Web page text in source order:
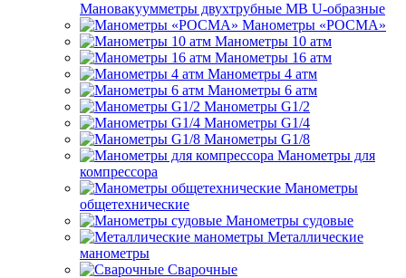
Мановакуумметры двухтрубные МВ U-образные
Манометры «РОСМА»
Манометры 10 атм
Манометры 16 атм
Манометры 4 атм
Манометры 6 атм
Манометры G1/2
Манометры G1/4
Манометры G1/8
Манометры для
компрессора
Манометры
общетехнические
Манометры судовые
Металлические
манометры
Сварочные